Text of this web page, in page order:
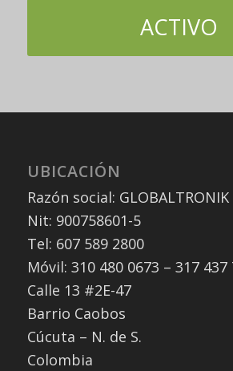
ACTIVO
UBICACIÓN
Razón social: GLOBALTRONIK
Nit: 900758601-5
Tel: 607 589 2800
Móvil: 310 480 0673 – 317 437
Calle 13 #2E-47
Barrio Caobos
Cúcuta – N. de S.
Colombia